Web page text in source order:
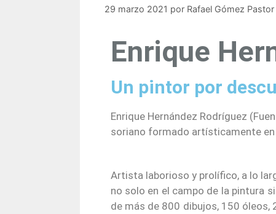
29 marzo 2021 por Rafael Gómez Pastor
Enrique
Un pintor por
Enrique Hernández Rodríguez
soriano formado artísticamente
Artista laborioso y prolífico, a lo
no solo en el campo de la pintura
de más de 800 dibujos, 150